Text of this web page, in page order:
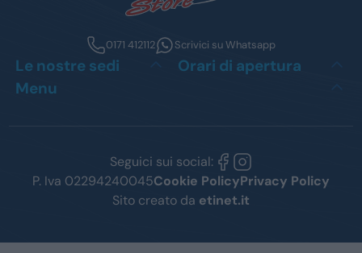
0171 412112 Scrivici su Whatsapp
Le nostre sedi
Orari di apertura
Menu
Seguici sui social:
P. Iva 02294240045Cookie PolicyPrivacy Policy
Sito creato da etinet.it